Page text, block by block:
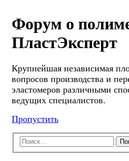
Форум о
ПластЭксперт
Крупнейшая независимая
вопросов производства и
эластомеров различными
ведущих специалистов.
Пропустить